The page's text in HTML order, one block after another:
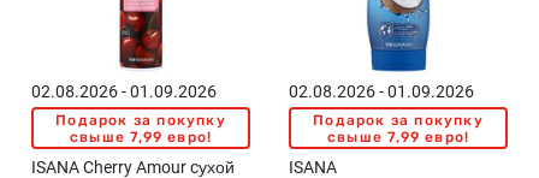
02.08.2026 - 01.09.2026
Подарок за покупку
свыше 7,99 евро!
ISANA Cherry Amour cухой
02.08.2026 - 01.09.2026
Подарок за покупку
свыше 7,99 евро!
ISANA